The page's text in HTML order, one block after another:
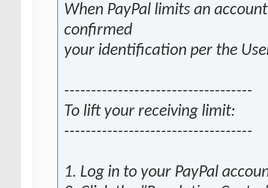
When PayPal limits an
confirmed
your identification per the
-----------------------------------
To lift your receiving limit:
-----------------------------------
1. Log in to your PayPal